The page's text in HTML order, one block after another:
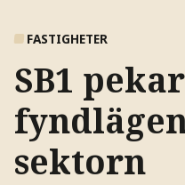
FASTIGHETER
SB1
sektorn